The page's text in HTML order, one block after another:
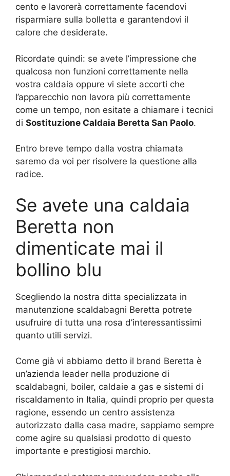
cento e lavorerà correttamente facendovi
risparmiare sulla bolletta e garantendovi il
calore che desiderate.
Ricordate quindi: se avete l’impressione che
qualcosa non funzioni correttamente nella
vostra caldaia oppure vi siete accorti che
l’apparecchio non lavora più correttamente
come un tempo, non esitate a chiamare i tecnici
di Sostituzione Caldaia Beretta San Paolo.
Entro breve tempo dalla vostra chiamata
saremo da voi per risolvere la questione alla
radice.
Se avete una caldaia
Beretta non
dimenticate mai il
bollino blu
Scegliendo la nostra ditta specializzata in
manutenzione scaldabagni Beretta potrete
usufruire di tutta una rosa d’interessantissimi
quanto utili servizi.
Come già vi abbiamo detto il brand Beretta è
un’azienda leader nella produzione di
scaldabagni, boiler, caldaie a gas e sistemi di
riscaldamento in Italia, quindi proprio per questa
ragione, essendo un centro assistenza
autorizzato dalla casa madre, sappiamo sempre
come agire su qualsiasi prodotto di questo
importante e prestigiosi marchio.